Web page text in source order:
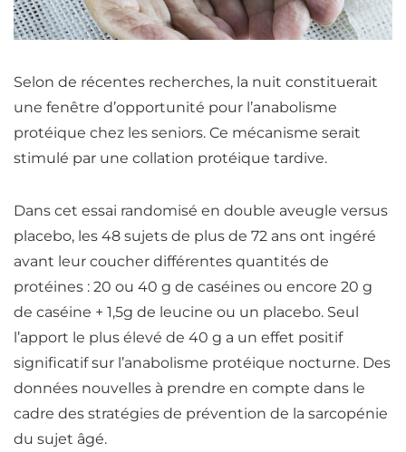
Selon de récentes recherches, la nuit constituerait
une fenêtre d’opportunité pour l’anabolisme
protéique chez les seniors. Ce mécanisme serait
stimulé par une collation protéique tardive.
Dans cet essai randomisé en double aveugle versus
placebo, les 48 sujets de plus de 72 ans ont ingéré
avant leur coucher différentes quantités de
protéines : 20 ou 40 g de caséines ou encore 20 g
de caséine + 1,5g de leucine ou un placebo. Seul
l’apport le plus élevé de 40 g a un effet positif
significatif sur l’anabolisme protéique nocturne. Des
données nouvelles à prendre en compte dans le
cadre des stratégies de prévention de la sarcopénie
du sujet âgé.